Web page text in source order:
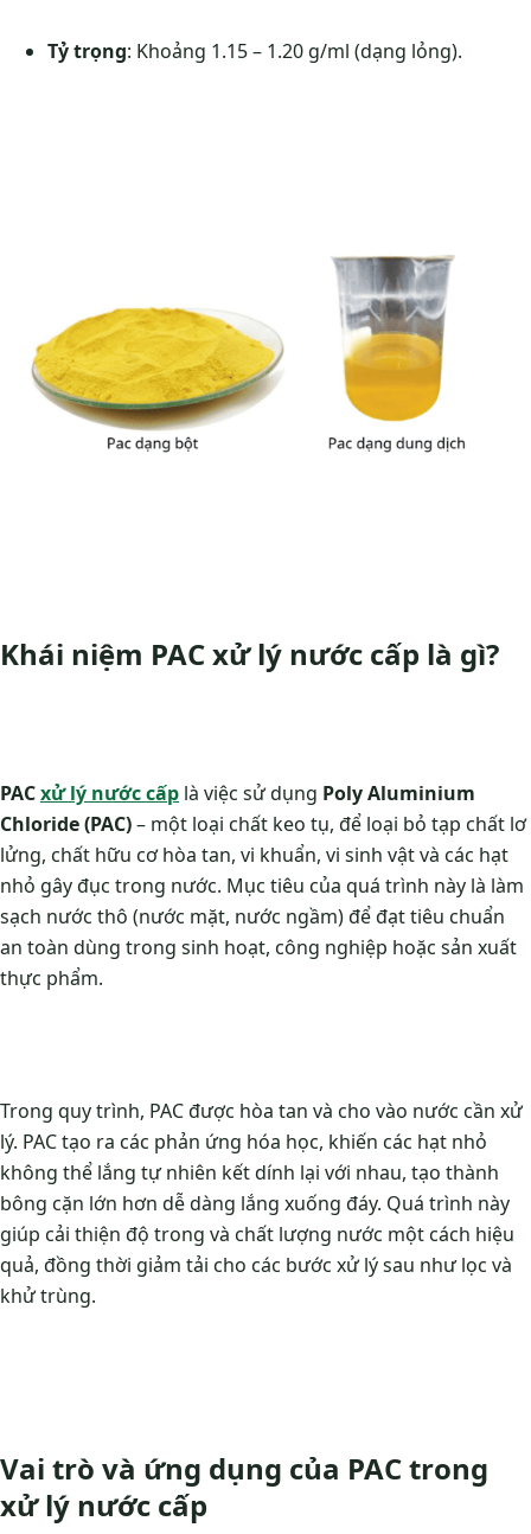
Tỷ trọng: Khoảng 1.15 – 1.20 g/ml (dạng lỏng).
Khái niệm PAC xử lý nước cấp là gì?
PACxử lý nước cấp là việc sử dụng Poly Aluminium
Chloride (PAC)– một loại chất keo tụ, để loại bỏ tạp chất lơ
lửng, chất hữu cơ hòa tan, vi khuẩn, vi sinh vật và các hạt
nhỏ gây đục trong nước. Mục tiêu của quá trình này là làm
sạch nước thô (nước mặt, nước ngầm) để đạt tiêu chuẩn
an toàn dùng trong sinh hoạt, công nghiệp hoặc sản xuất
thực phẩm.
Trong quy trình, PAC được hòa tan và cho vào nước cần xử
lý. PAC tạo ra các phản ứng hóa học, khiến các hạt nhỏ
không thể lắng tự nhiên kết dính lại với nhau, tạo thành
bông cặn lớn hơn dễ dàng lắng xuống đáy. Quá trình này
giúp cải thiện độ trong và chất lượng nước một cách hiệu
quả, đồng thời giảm tải cho các bước xử lý sau như lọc và
khử trùng.
Vai trò và ứng dụng của PAC trong
xử lý nước cấp